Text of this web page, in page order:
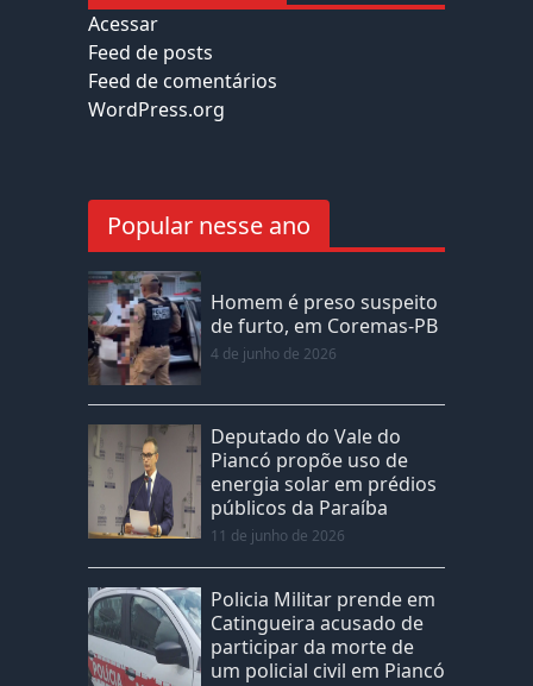
Acessar
Feed de posts
Feed de comentários
WordPress.org
Popular nesse ano
Homem é preso suspeito
de furto, em Coremas-PB
4 de junho de 2026
Deputado do Vale do
Piancó propõe uso de
energia solar em prédios
públicos da Paraíba
11 de junho de 2026
Policia Militar prende em
Catingueira acusado de
participar da morte de
um policial civil em Piancó